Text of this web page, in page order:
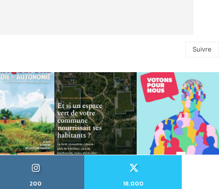
Suivre
200
18,000